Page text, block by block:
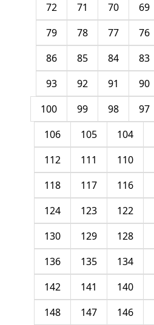
69
70
71
72
76
77
78
79
83
84
85
86
90
91
92
93
97
98
99
100
104
105
106
110
111
112
116
117
118
122
123
124
128
129
130
134
135
136
140
141
142
146
147
148